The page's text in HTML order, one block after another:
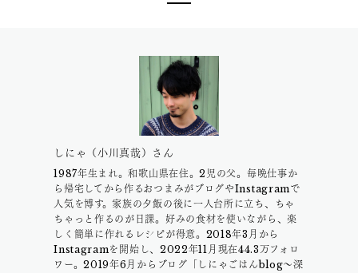
しにゃ（小川真哉）さん
1987年生まれ。和歌山県在住。2児の父。毎晩仕事か
ら帰宅してから作るおつまみがブログやInstagramで
人気を博す。家族の夕飯の後に一人台所に立ち、ちゃ
ちゃっと作るのが日課。好みの食材を使いながら、楽
しく簡単に作れるレシピが得意。2018年3月から
Instagramを開始し、2022年11月現在44.3万フォロ
ワー。2019年6月からブログ「しにゃごはんblog～深